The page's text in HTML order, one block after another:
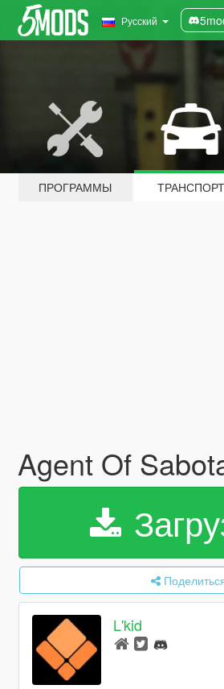
Русский
ПРОГРАММЫ ТРАНСПОРТ
Agent Of
L'kid